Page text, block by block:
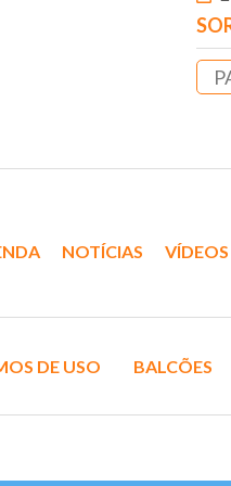
NOTÍCIAS VÍDEOS
DE USO BALCÕES